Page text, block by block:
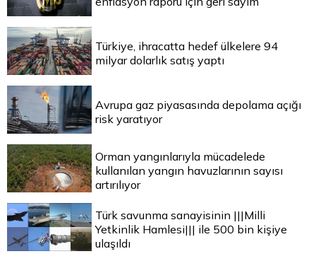
Türkiye, ihracatta hedef ülkelere 94
milyar dolarlık satış yaptı
Avrupa gaz piyasasında depolama açığı
risk yaratıyor
Orman yangınlarıyla mücadelede
kullanılan yangın havuzlarının sayısı
artırılıyor
Türk savunma sanayisinin |||Milli
Yetkinlik Hamlesi||| ile 500 bin kişiye
ulaşıldı